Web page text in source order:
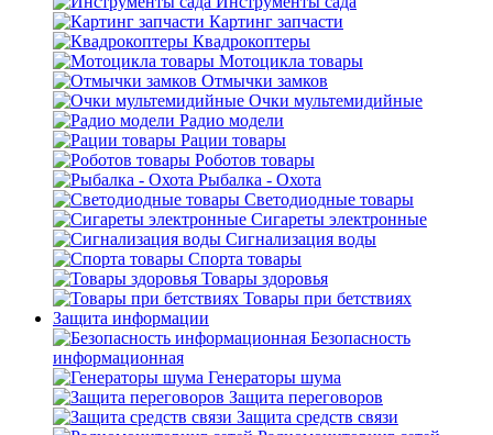
Картинг запчасти
Квадрокоптеры
Мотоцикла товары
Отмычки замков
Очки мультемидийные
Радио модели
Рации товары
Роботов товары
Рыбалка - Охота
Светодиодные товары
Сигареты электронные
Сигнализация воды
Спорта товары
Товары здоровья
Товары при бетствиях
Защита информации
Безопасность
информационная
Генераторы шума
Защита переговоров
Защита средств связи